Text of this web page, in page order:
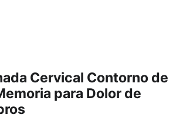
Cervical Contorno de
para Dolor de